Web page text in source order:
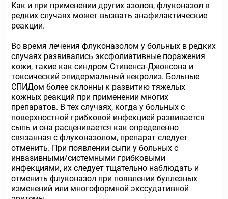
Как и при применении других азолов, флуконазол в
редких случаях может вызвать анафилактические
реакции.
Во время лечения флуконазолом у больных в редких
случаях развивались эксфолиативные поражения
кожи, такие как синдром Стивенса-Джонсона и
токсический эпидермальный некролиз. Больные
СПИДом более склонны к развитию тяжелых
кожных реакций при применении многих
препаратов. В тех случаях, когда у больных с
поверхностной грибковой инфекцией развивается
сыпь и она расценивается как определенно
связанная с флуконазолом, препарат следует
отменить. При появлении сыпи у больных с
инвазивными/системными грибковыми
инфекциями, их следует тщательно наблюдать и
отменить флуконазол при появлении буллезных
изменений или многоформной экссудативной